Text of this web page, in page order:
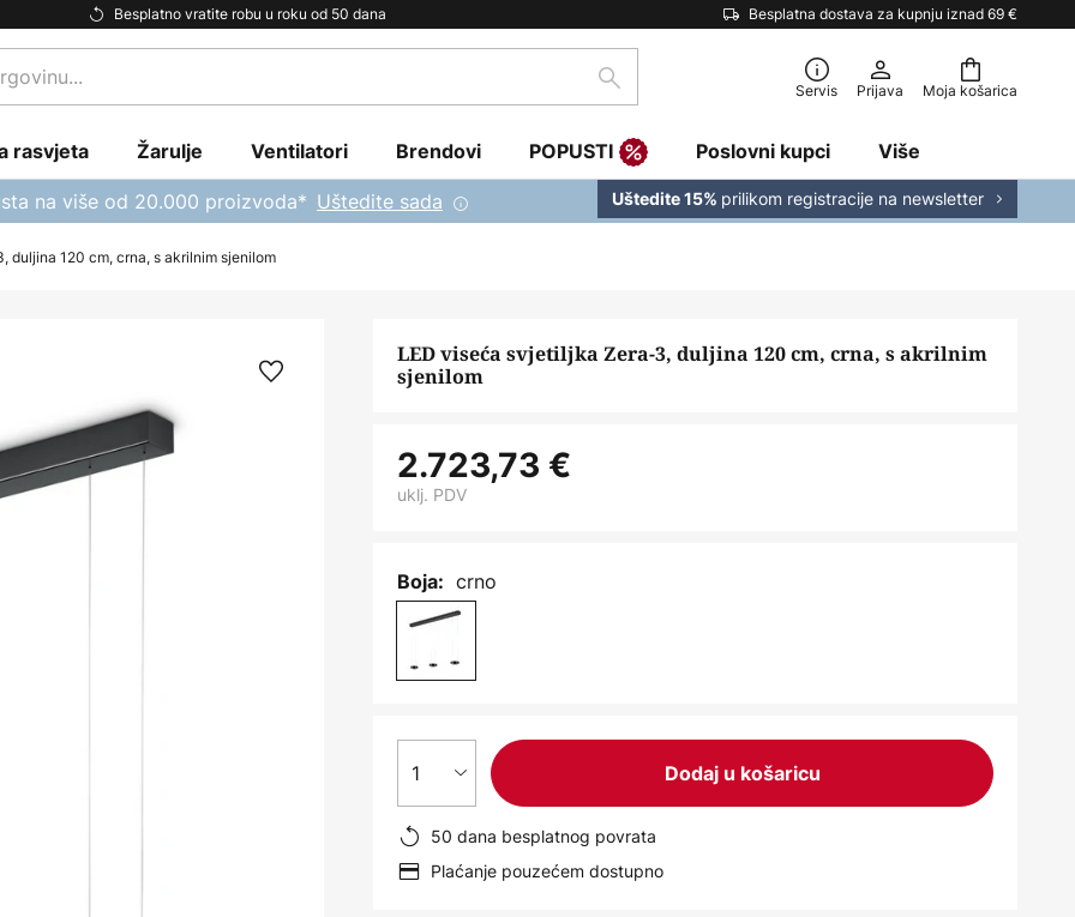
Besplatno vratite robu u roku od 50 dana Besplatna dostava za kupnju iznad 69 €
Moja košarica
traži Servis Prijava
rasvjeta Žarulje Ventilatori Brendovi POPUSTI Poslovni kupci Više
na više od 20.000 proizvoda* Uštedite sada Uštedite 15% prilikom registracije na newsletter
duljina 120 cm, crna, s akrilnim sjenilom
LED viseća svjetiljka Zera-3, duljina 120 cm, crna, s akrilnim
sjenilom
2.723,73 €
uklj. PDV
Boja: crno
1 Dodaj u košaricu
50 dana besplatnog povrata
Plaćanje pouzećem dostupno